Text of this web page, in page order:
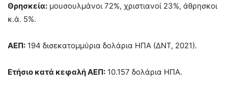
Θρησκεία: μουσουλμάνοι 72%, χριστιανοί 23%, άθρησκοι
κ.ά. 5%.
ΑΕΠ: 194 δισεκατομμύρια δολάρια ΗΠΑ (ΔΝΤ, 2021).
Ετήσιο κατά κεφαλή ΑΕΠ: 10.157 δολάρια ΗΠΑ.